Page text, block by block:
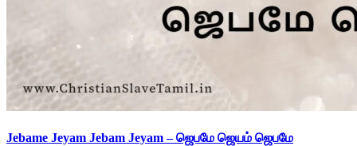
Jebame Jeyam Jebam Jeyam – ஜெபமே ஜெயம் ஜெபமே